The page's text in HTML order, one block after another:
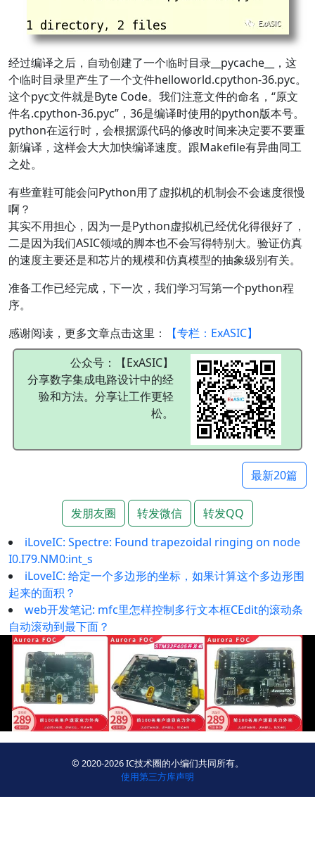
经过编译之后，自动创建了一个临时目录__pycache__，这
个临时目录里产生了一个文件helloworld.cpython-36.pyc。
这个pyc文件就是Byte Code。我们注意文件的命名，“原文
件名.cpython-36.pyc”，36是编译时使用的python版本号。
python在运行时，会根据源代码的修改时间来决定要不要重
新编译，这样会大大加快编译速度。跟Makefile有异曲同工
之处。
有些童鞋可能会问Python用了虚拟机的机制会不会速度很慢
啊？
其实不用担心，因为一是Python虚拟机已经优化得很好了，
二是因为我们ASIC领域的脚本也不会写得特别大。验证仿真
的速度主要还是和芯片的规模和仿真模型的抽象级别有关。
准备工作已经完成，下一次，我们学习写第一个python程
序。
感谢阅读，更多文章点击这里：
【专栏：ExASIC】
公众号：【ExASIC】
分享数字集成电路设计中的经
验和方法。分享让工作更轻
松。
最新20篇
发朋友圈 转发微信
转发QQ
iLoveIC: Spectre: Found trapezoidal ringing on node
I0.I79.NM0:int_s
iLoveIC: 给定一个多边形的坐标，如果计算这个多边形围
起来的面积？
web开发笔记: mfc里怎样控制多行文本框CEdit的滚动条
自动滚动到最下面？
© 2020-2026 IC技术圈的小编们共同所有。
使用第三方库声明